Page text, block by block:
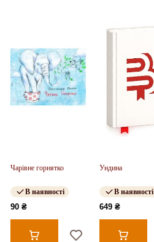
Чарівне горнятко
В наявності
90 ₴
Ундина
В наявності
649 ₴